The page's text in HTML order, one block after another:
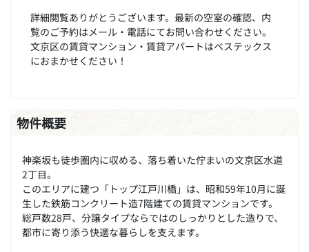
詳細閲覧ありがとうございます。最新の空室の確認、内
覧のご予約はメール・電話にてお問い合わせください。
文京区の賃貸マンション・賃貸アパートはベステックス
におまかせください！
物件概要
神楽坂も徒歩圏内に収める、落ち着いた佇まいの文京区水道
2丁目。
このエリアに建つ「トップ江戸川橋」は、昭和59年10月に誕
生した鉄筋コンクリート造7階建ての賃貸マンションです。
総戸数28戸、分譲タイプならではのしっかりとした造りで、
都市に寄り添う快適な暮らしを支えます。